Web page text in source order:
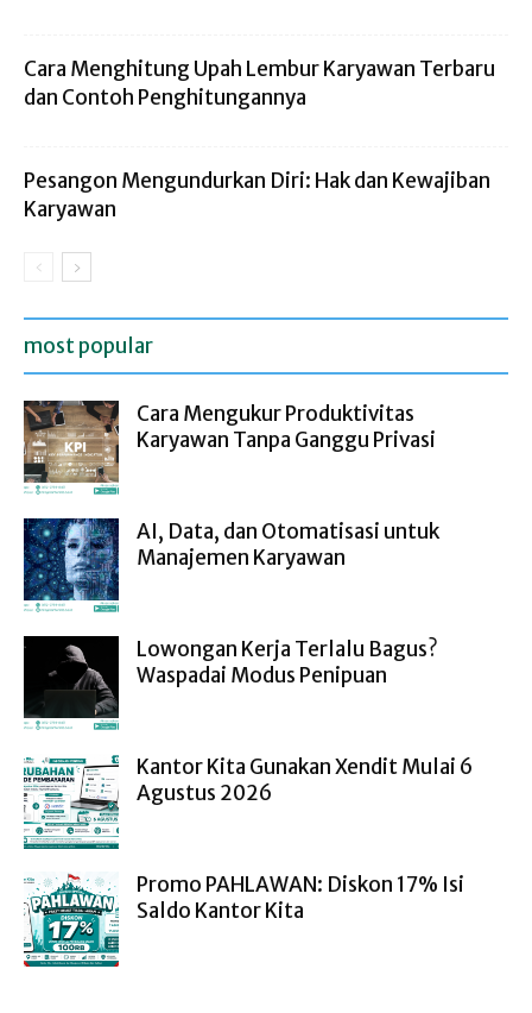
Cara Menghitung Upah Lembur Karyawan Terbaru
dan Contoh Penghitungannya
Pesangon Mengundurkan Diri: Hak dan Kewajiban
Karyawan
most popular
Cara Mengukur Produktivitas
Karyawan Tanpa Ganggu Privasi
AI, Data, dan Otomatisasi untuk
Manajemen Karyawan
Lowongan Kerja Terlalu Bagus?
Waspadai Modus Penipuan
Kantor Kita Gunakan Xendit Mulai 6
Agustus 2026
Promo PAHLAWAN: Diskon 17% Isi
Saldo Kantor Kita